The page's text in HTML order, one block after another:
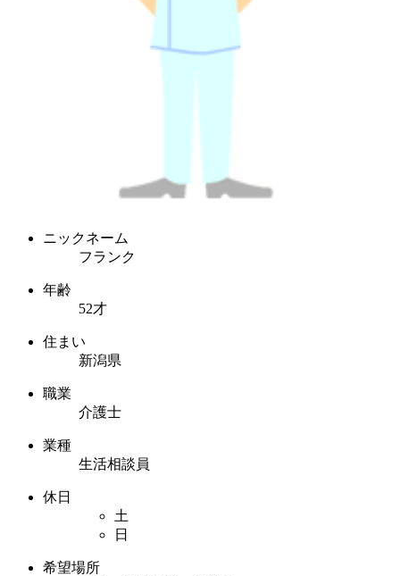
ニックネーム
フランク
年齢
52才
住まい
新潟県
職業
介護士
業種
生活相談員
休日
土
日
希望場所